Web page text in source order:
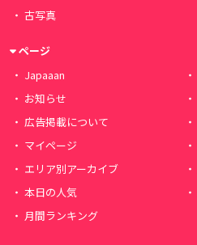
古写真
ページ
Japaaan
お知らせ
広告掲載について
マイページ
エリア別アーカイブ
本日の人気
月間ランキング